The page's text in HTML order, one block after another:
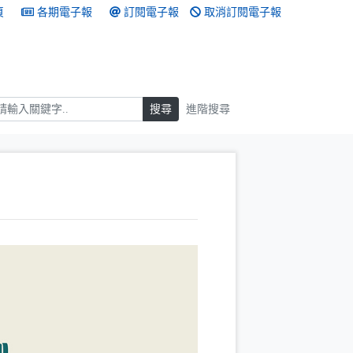
各期電子報 訂閱電子報 取消訂閱電子報
搜尋 進階搜尋